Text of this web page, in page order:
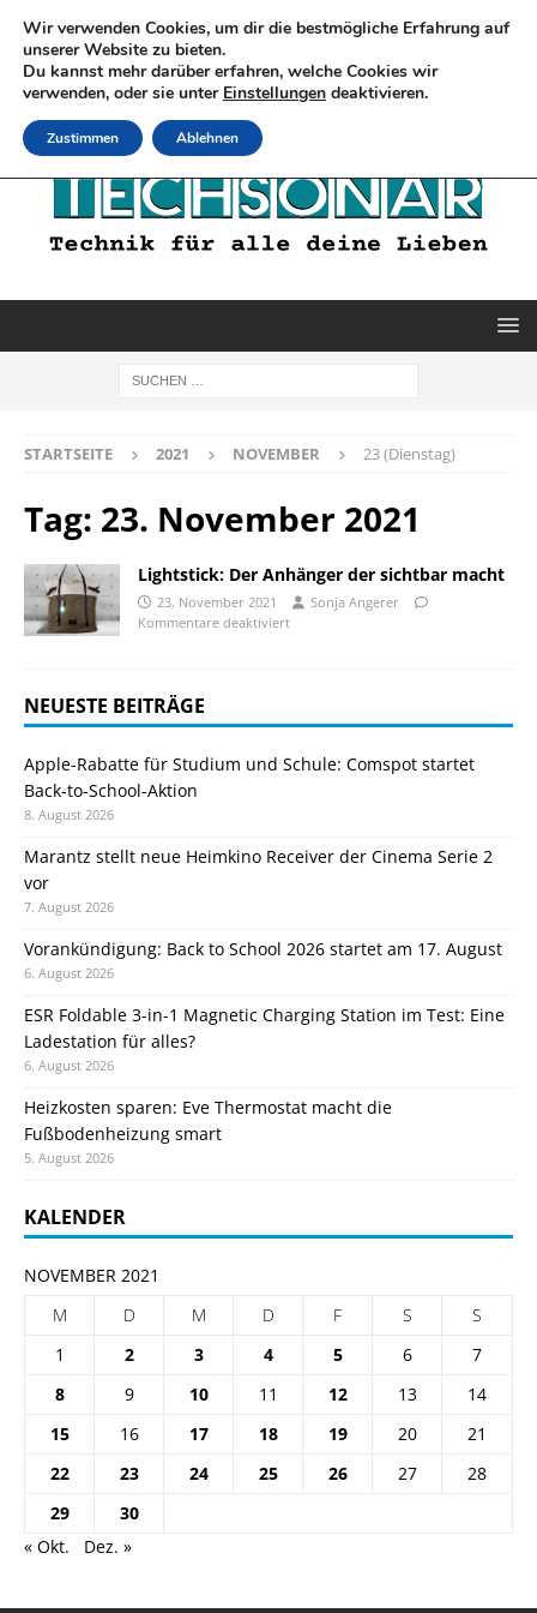
STARTSEITE 2021 NOVEMBER 23 (Dienstag)
Tag: 23. November 2021
Lightstick: Der Anhänger der sichtbar macht
23. November 2021
Sonja Angerer
Kommentare deaktiviert
NEUESTE BEITRÄGE
Apple-Rabatte für Studium und Schule: Comspot startet
Back-to-School-Aktion
8. August 2026
Marantz stellt neue Heimkino Receiver der Cinema Serie 2
vor
7. August 2026
Vorankündigung: Back to School 2026 startet am 17. August
6. August 2026
ESR Foldable 3-in-1 Magnetic Charging Station im Test: Eine
Ladestation für alles?
6. August 2026
Heizkosten sparen: Eve Thermostat macht die
Fußbodenheizung smart
5. August 2026
KALENDER
NOVEMBER 2021
M
D M D F S
S
1
2 3 4 5 6
7
8
9 10 11 12 13
14
15
16 17 18 19 20
21
22
23 24 25 26 27
28
29
30
« Okt.
Dez. »
Wir verwenden Cookies, um dir die bestmögliche Erfahrung auf
unserer Website zu bieten.
Du kannst mehr darüber erfahren, welche Cookies wir
verwenden, oder sie unter Einstellungen deaktivieren.
Zustimmen Ablehnen